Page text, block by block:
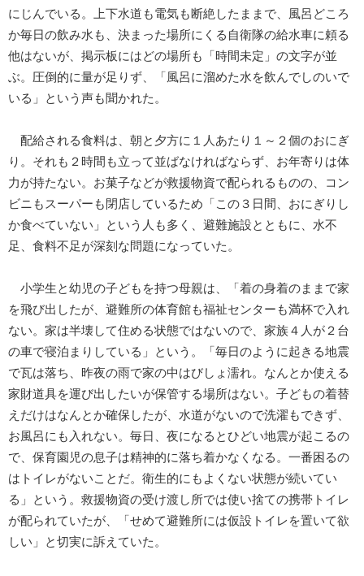
にじんでいる。上下水道も電気も断絶したままで、風呂どころ
か毎日の飲み水も、決まった場所にくる自衛隊の給水車に頼る
他はないが、掲示板にはどの場所も「時間未定」の文字が並
ぶ。圧倒的に量が足りず、「風呂に溜めた水を飲んでしのいで
いる」という声も聞かれた。
配給される食料は、朝と夕方に１人あたり１～２個のおにぎ
り。それも２時間も立って並ばなければならず、お年寄りは体
力が持たない。お菓子などが救援物資で配られるものの、コン
ビニもスーパーも閉店しているため「この３日間、おにぎりし
か食べていない」という人も多く、避難施設とともに、水不
足、食料不足が深刻な問題になっていた。
小学生と幼児の子どもを持つ母親は、「着の身着のままで家
を飛び出したが、避難所の体育館も福祉センターも満杯で入れ
ない。家は半壊して住める状態ではないので、家族４人が２台
の車で寝泊まりしている」という。「毎日のように起きる地震
で瓦は落ち、昨夜の雨で家の中はびしょ濡れ。なんとか使える
家財道具を運び出したいが保管する場所はない。子どもの着替
えだけはなんとか確保したが、水道がないので洗濯もできず、
お風呂にも入れない。毎日、夜になるとひどい地震が起こるの
で、保育園児の息子は精神的に落ち着かなくなる。一番困るの
はトイレがないことだ。衛生的にもよくない状態が続いてい
る」という。救援物資の受け渡し所では使い捨ての携帯トイレ
が配られていたが、「せめて避難所には仮設トイレを置いて欲
しい」と切実に訴えていた。